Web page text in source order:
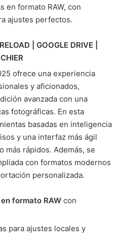
en formato RAW, con
ajustes perfectos.
| GOOGLE DRIVE |
ofrece una experiencia
y aficionados,
avanzada con una
fotográficas. En esta
basadas en inteligencia
y una interfaz más ágil
más rápidos. Además, se
con formatos modernos
personalizada.
formato RAW con
para ajustes locales y